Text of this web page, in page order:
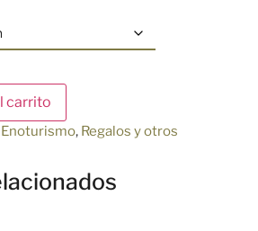
carrito
Enoturismo, Regalos y otros